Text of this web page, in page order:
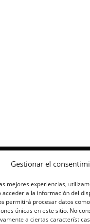
Gestionar el
mejores experiencias,
a la información del
permitirá procesar datos
únicas en este sitio. No
a ciertas